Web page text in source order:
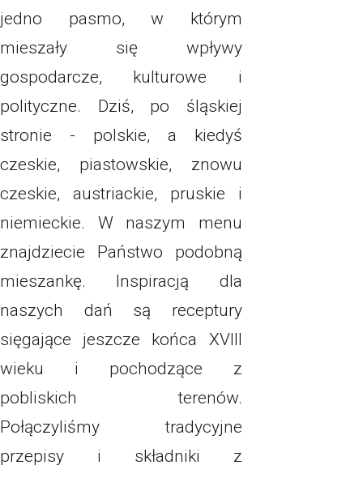
jedno pasmo, w którym
mieszały się wpływy
gospodarcze, kulturowe i
polityczne. Dziś, po śląskiej
stronie - polskie, a kiedyś
czeskie, piastowskie, znowu
czeskie, austriackie, pruskie i
niemieckie. W naszym menu
znajdziecie Państwo podobną
mieszankę. Inspiracją dla
naszych dań są receptury
sięgające jeszcze końca XVIII
wieku i pochodzące z
pobliskich terenów.
Połączyliśmy tradycyjne
przepisy i składniki z